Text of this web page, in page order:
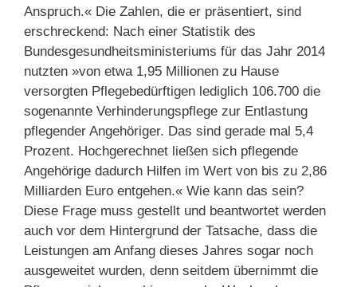
Anspruch.« Die Zahlen, die er präsentiert, sind
erschreckend: Nach einer Statistik des
Bundesgesundheitsministeriums für das Jahr 2014
nutzten »von etwa 1,95 Millionen zu Hause
versorgten Pflegebedürftigen lediglich 106.700 die
sogenannte Verhinderungspflege zur Entlastung
pflegender Angehöriger. Das sind gerade mal 5,4
Prozent. Hochgerechnet ließen sich pflegende
Angehörige dadurch Hilfen im Wert von bis zu 2,86
Milliarden Euro entgehen.« Wie kann das sein?
Diese Frage muss gestellt und beantwortet werden
auch vor dem Hintergrund der Tatsache, dass die
Leistungen am Anfang dieses Jahres sogar noch
ausgeweitet wurden, denn seitdem übernimmt die